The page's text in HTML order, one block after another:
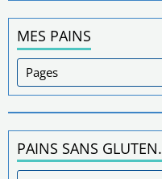
MES PAINS
PAINS SANS GLUTEN.